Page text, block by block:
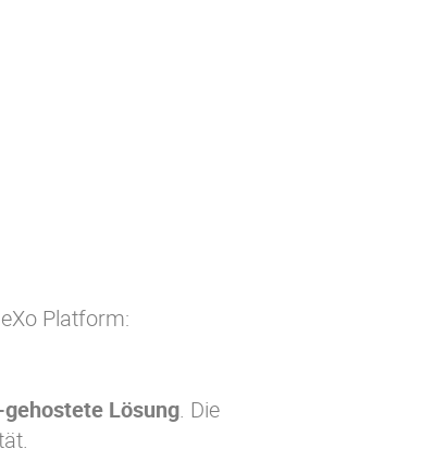
Platform:
Lösung. Die